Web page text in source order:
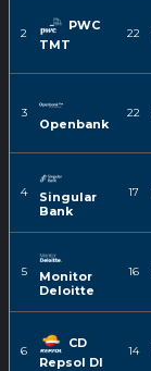
2
PWC
TMT
22
3
Openbank
22
4
Singular
Bank
17
5
Monitor
Deloitte
16
6
CD
Repsol DI
14